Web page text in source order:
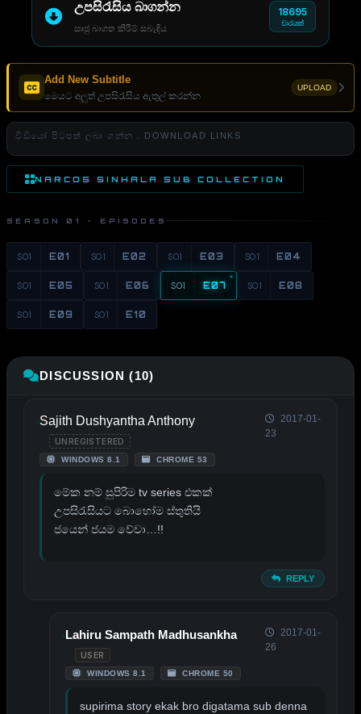
උපසිරැසිය බාගන්න
සෘජු බාගත කිරීම් සබැඳිය
18695
වාරයක්
Add New Subtitle
මෙයට අලුත් උපසිරැසිය ඇතුල් කරන්න
UPLOAD
වීඩියෝ පිටපත් ලබා ගන්න . DOWNLOAD LINKS
NARCOS SINHALA SUB COLLECTION
SEASON 01 · EPISODES
S01 E01 S01 E02 S01 E03 S01 E04
S01 E05 S01 E06 S01 E07 S01 E08
S01 E09 S01 E10
DISCUSSION (10)
Sajith Dushyantha Anthony
UNREGISTERED
WINDOWS 8.1 CHROME 53
2017-01-
23
මේක නම් සුපිරිම tv series එකක්
උපසිරැසියට බොහෝම ස්තුතියි
ජයෙන් ජයම වේවා…!!
REPLY
Lahiru Sampath Madhusankha
USER
WINDOWS 8.1 CHROME 50
2017-01-
26
supirima story ekak bro digatama sub denna